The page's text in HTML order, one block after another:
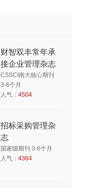
财智双丰常年承
接企业管理杂志
业务
CSSCI南大核心期刊
3-6个月
人气： 4504
招标采购管理杂
志
国家级期刊 3-6个月
人气： 4364